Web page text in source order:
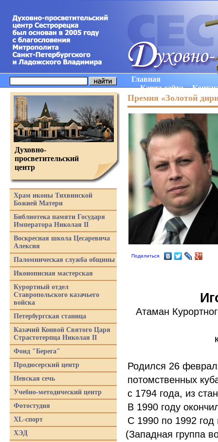
Главная
Карта сайта
Премия «Золотой
Поделиться
Атаман
Родился 26
потомственных
с 1794 года, из
В 1990 году
С 1990 по 1992
(Западная группа
Духовно-
просветительский
центр
Храм иконы Тихвинской
Божией Матери
Библиотека памяти Государя
Императора Николая II
Воскресная школа Цесаревича
Алексия
Паломническая служба общины
Иконописная мастерская
Курортный отдел
Ставропольского казачьего
войска
Петербургская станица
Казачий Конвой Святого Царя
Страстотерпца Николая II
Фонд "Берега"
Продюсерский центр
Невская сечь
Учебно-методический центр
Фотостудия
XL-спорт
ХЭД